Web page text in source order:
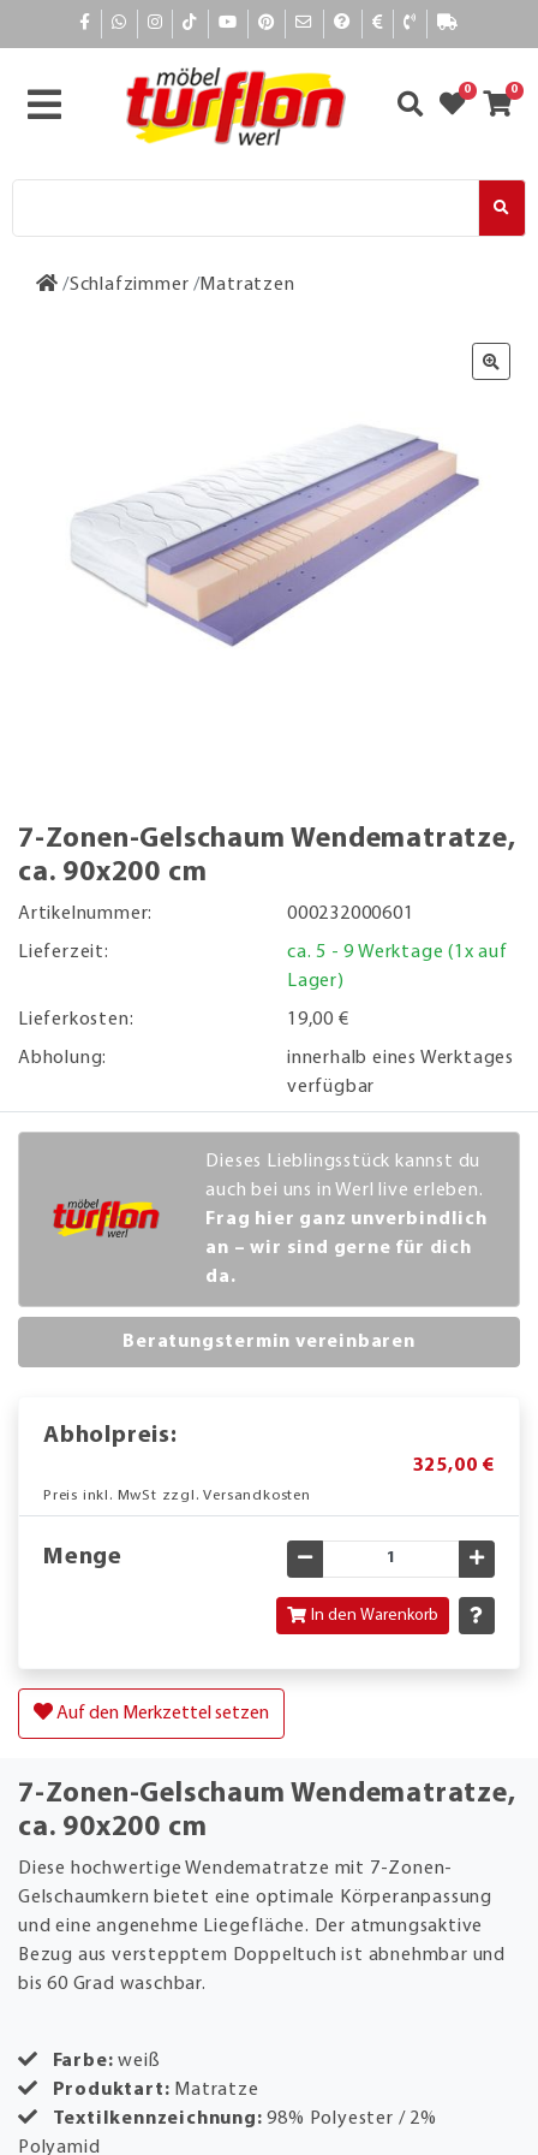
0 0
Schlafzimmer Matratzen
7-Zonen-Gelschaum Wendematratze,
ca. 90x200 cm
Artikelnummer:
000232000601
Lieferzeit:
ca. 5 - 9 Werktage (1x auf
Lager)
Lieferkosten:
19,00 €
Abholung:
innerhalb eines Werktages
verfügbar
Dieses Lieblingsstück kannst du
auch bei uns in Werl live erleben.
Frag hier ganz unverbindlich
an – wir sind gerne für dich
da.
Beratungstermin vereinbaren
Abholpreis:
325,00 €
Preis inkl. MwSt zzgl. Versandkosten
Menge Gewünschte Menge
In den Warenkorb
Auf den Merkzettel setzen
7-Zonen-Gelschaum Wendematratze,
ca. 90x200 cm
Diese hochwertige Wendematratze mit 7-Zonen-
Gelschaumkern bietet eine optimale Körperanpassung
und eine angenehme Liegefläche. Der atmungsaktive
Bezug aus verstepptem Doppeltuch ist abnehmbar und
bis 60 Grad waschbar.
Farbe: weiß
Produktart: Matratze
Textilkennzeichnung:98% Polyester / 2%
Polyamid